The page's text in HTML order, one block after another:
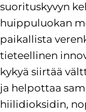
suorituskyvyn
huippuluokan
paikallista
tieteellinen
kykyä siirtää
ja helpottaa
hiilidioksidin,